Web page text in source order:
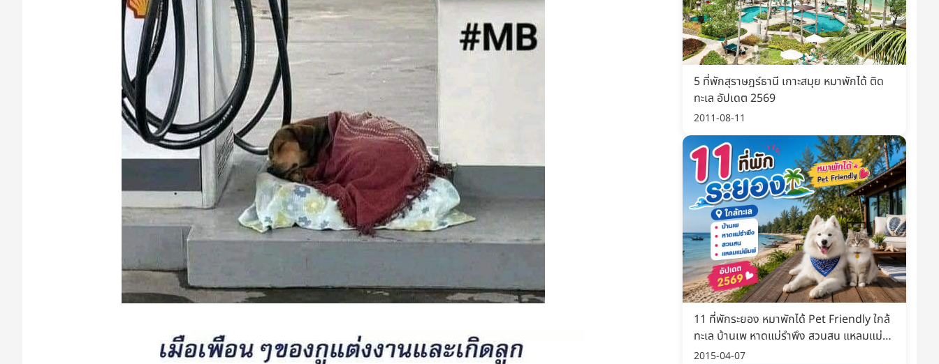
5 ที่พักสุราษฎร์ธานี เกาะสมุย หมาพักได้ ติด
ทะเล อัปเดต 2569
2011-08-11
11 ที่พักระยอง หมาพักได้ Pet Friendly ใกล้
ทะเล บ้านเพ หาดแม่รำพึง สวนสน แหลมแม่
พิมพ์ อัปเดต 2569
2015-04-07